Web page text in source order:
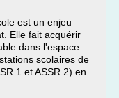
est un enjeu
Elle fait acquérir
dans l'espace
scolaires de
1 et ASSR 2) en